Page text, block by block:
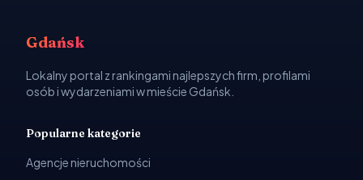
Gdańsk
Lokalny portal z rankingami najlepszych firm, profilami
osób i wydarzeniami w mieście Gdańsk.
Popularne kategorie
Agencje nieruchomości